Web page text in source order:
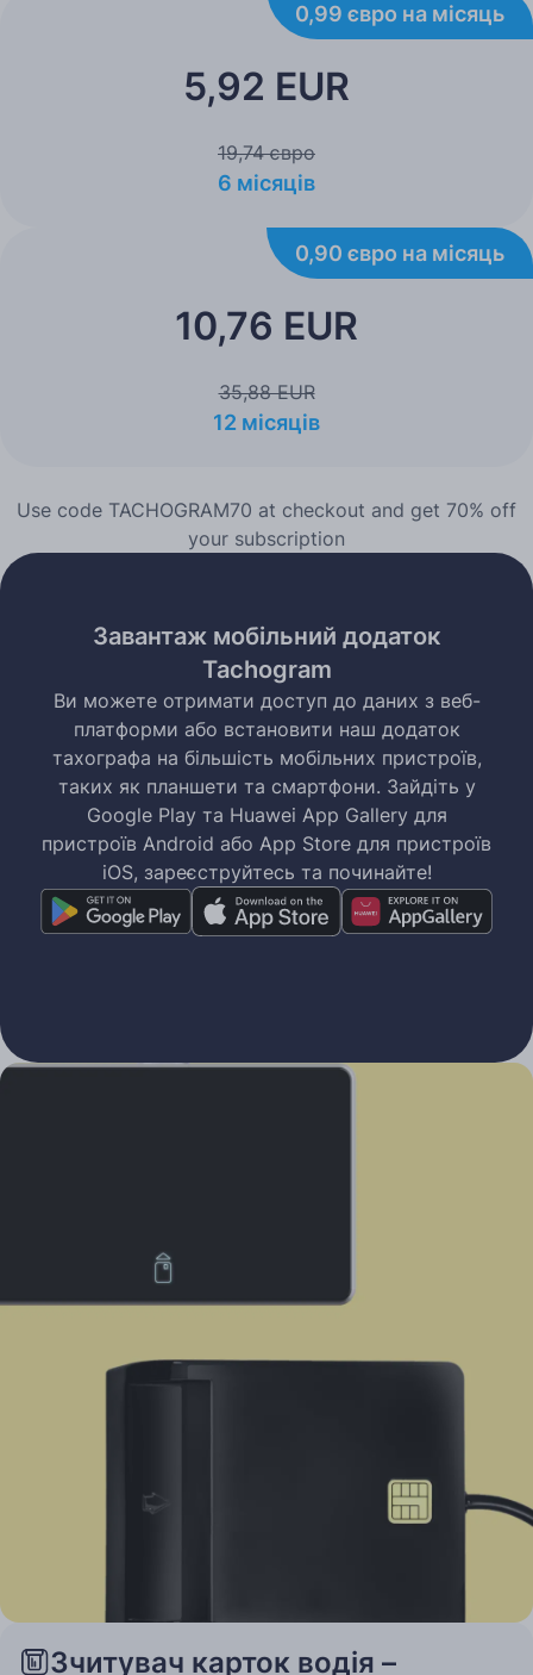
0,99 євро на місяць
5,92 EUR
19,74 євро
6 місяців
0,90 євро на місяць
10,76 EUR
35,88 EUR
12 місяців
Use code TACHOGRAM70 at checkout and get 70% off
your subscription
Завантаж мобільний додаток
Tachogram
Ви можете отримати доступ до даних з веб-
платформи або встановити наш додаток
тахографа на більшість мобільних пристроїв,
таких як планшети та смартфони. Зайдіть у
Google Play та Huawei App Gallery для
пристроїв Android або App Store для пристроїв
iOS, зареєструйтесь та починайте!
Зчитувач карток водія –